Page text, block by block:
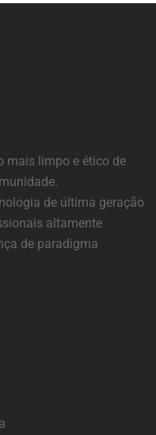
mais limpo e ético de
de última geração
altamente
de paradigma